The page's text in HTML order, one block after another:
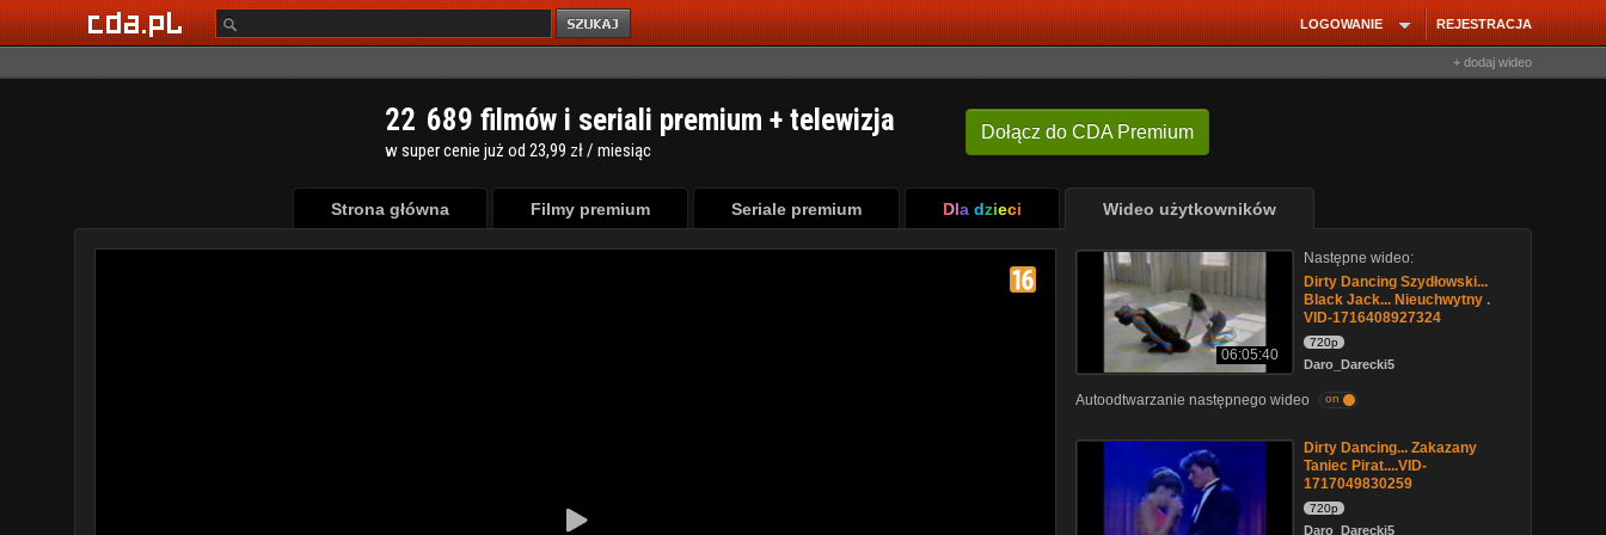
REJESTRACJA
LOGOWANIE
+ dodaj wideo
Dołącz do CDA Premium
22 689 filmów i seriali premium + telewizja
w super cenie już od 23,99 zł / miesiąc
Strona główna Filmy premium Seriale premium Dla dzieci Wideo użytkowników
06:05:40
Następne wideo:
Dirty Dancing Szydłowski...
Black Jack... Nieuchwytny .
VID-1716408927324
720p
Daro_Darecki5
Autoodtwarzanie następnego wideo on
Dirty Dancing... Zakazany
Taniec Pirat....VID-
1717049830259
720p
Daro_Darecki5